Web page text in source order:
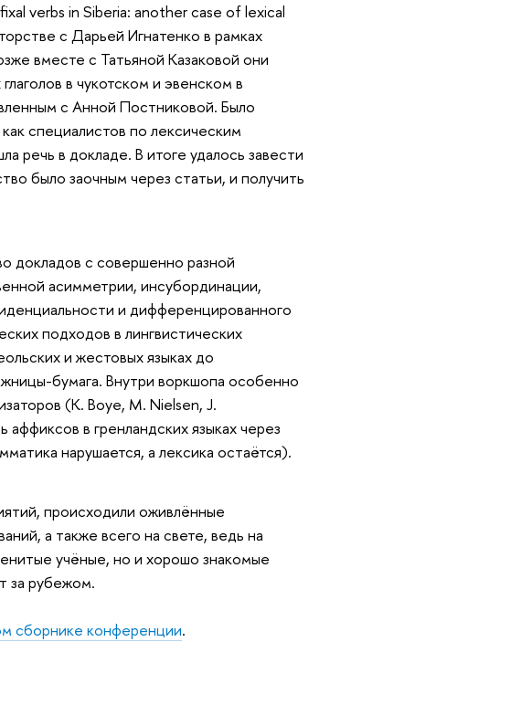
verbs in Siberia: another case of lexical
с Дарьей Игнатенко в рамках
вместе с Татьяной Казаковой они
в чукотском и эвенском в
с Анной Постниковой. Было
специалистов по лексическим
речь в докладе. В итоге удалось завести
было заочным через статьи, и получить
докладов с совершенно разной
асимметрии, инсубординации,
и дифференцированного
подходов в лингвистических
и жестовых языках до
бумага. Внутри воркшопа особенно
(K. Boye, M. Nielsen, J.
в гренландских языках через
нарушается, а лексика остаётся).
происходили оживлённые
а также всего на свете, ведь на
учёные, но и хорошо знакомые
за рубежом.
сборнике конференции.